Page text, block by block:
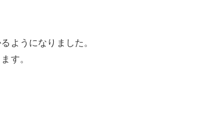
ようになりました。
す。